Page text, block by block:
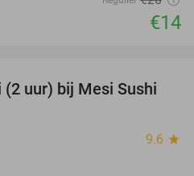
€14
21%
(2 uur) bij Mesi Sushi
9.6 star